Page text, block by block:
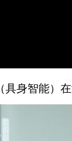
智能）在